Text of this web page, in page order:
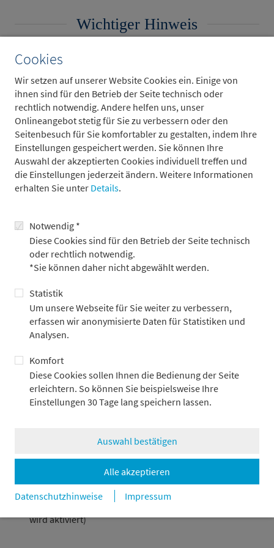
Wichtiger Hinweis
Bitte wählen Sie über die Auswahlfunktion das Land aus, in
dem Sie Ihren Wohnsitz bzw. Firmensitz haben. Abhängig
von Ihrem Wohnsitz/Firmensitz erhalten Sie Zugang zu den
Informationen zu Investmentvermögen mit
Vertriebszulassung in dem angegebenen Staat.
Der Vertrieb von Investmentvermögen kann in bestimmten
Staaten Beschränkungen unterliegen.
Die hierin enthaltenen Informationen sind nicht für den
Vertrieb in solchen Staaten und insbesondere nicht zum
an US-Amerikaner bestimmt. Die Inhalte wenden sich nicht
an Personen oder Gesellschaften, welche ihren Wohnsitz
oder Sitz in solchen Staaten haben bzw. zugunsten oder im
Auftrag solcher Personen oder Gesellschaften handeln.
Selbst wenn Dokumente in englischer Sprache verfasst und
zur Verfügung gestellt werden, deutet dies nicht darauf hin,
dass Vertriebszulassungen für die Investmentvermögen in
englischsprachigen Ländern erteilt oder beantragt wurden.
Bitte geben Sie Ihren Wohnsitz/Firmensitz an:
Bitte wählen
Ich habe dieNutzungsbedingungen/rechtlichen
Bestätigen Abbrechen
Einstellungen 30 Tage lang merken (Komfort-Cookie
wird aktiviert)
Cookies
Wir setzen auf unserer Website Cookies ein. Einige von
ihnen sind für den Betrieb der Seite technisch oder
rechtlich notwendig. Andere helfen uns, unser
Onlineangebot stetig für Sie zu verbessern oder den
Seitenbesuch für Sie komfortabler zu gestalten, indem Ihre
Einstellungen gespeichert werden. Sie können Ihre
Auswahl der akzeptierten Cookies individuell treffen und
die Einstellungen jederzeit ändern. Weitere Informationen
erhalten Sie unter Details.
Notwendig *
Diese Cookies sind für den Betrieb der Seite technisch
oder rechtlich notwendig.
*Sie können daher nicht abgewählt werden.
Statistik
Um unsere Webseite für Sie weiter zu verbessern,
erfassen wir anonymisierte Daten für Statistiken und
Analysen.
Komfort
Diese Cookies sollen Ihnen die Bedienung der Seite
erleichtern. So können Sie beispielsweise Ihre
Einstellungen 30 Tage lang speichern lassen.
Auswahl bestätigen
Alle akzeptieren
Datenschutzhinweise
Impressum